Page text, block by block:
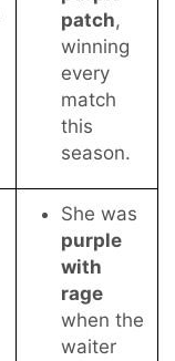
patch,
winning
every
match
this
season.
She was
purple
with
rage
when the
waiter